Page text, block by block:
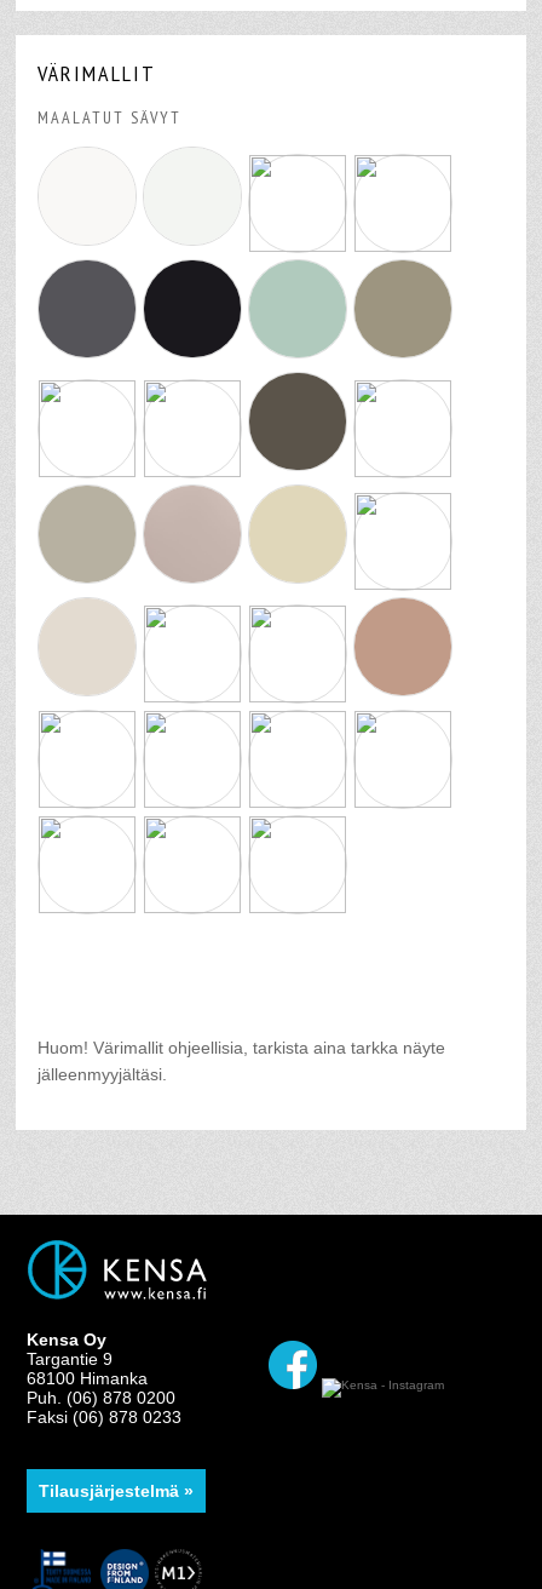
VÄRIMALLIT
MAALATUT SÄVYT
Huom! Värimallit ohjeellisia, tarkista aina tarkka näyte
jälleenmyyjältäsi.
Kensa Oy
Targantie 9
68100 Himanka
Puh. (06) 878 0200
Faksi (06) 878 0233
Tilausjärjestelmä »